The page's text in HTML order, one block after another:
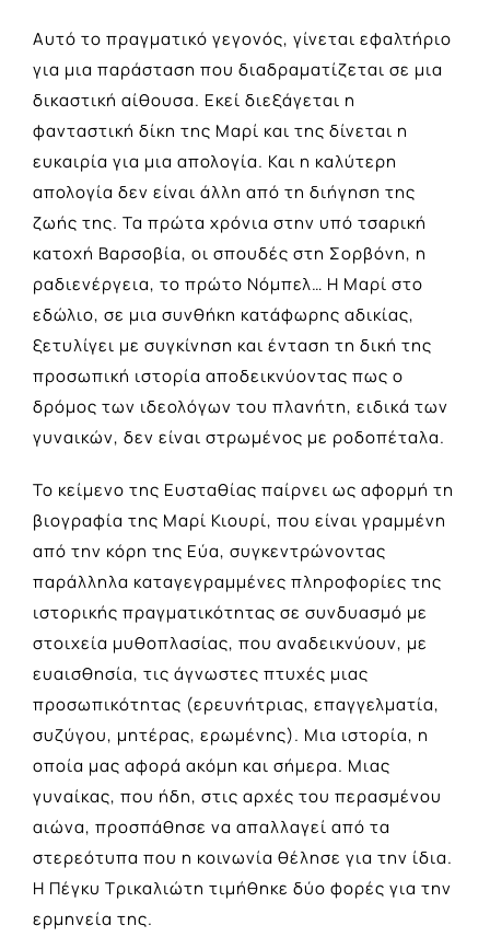
Αυτό το πραγματικό γεγονός, γίνεται εφαλτήριο
για μια παράσταση που διαδραματίζεται σε μια
δικαστική αίθουσα. Εκεί διεξάγεται η
φανταστική δίκη της Μαρί και της δίνεται η
ευκαιρία για μια απολογία. Και η καλύτερη
απολογία δεν είναι άλλη από τη διήγηση της
ζωής της. Τα πρώτα χρόνια στην υπό τσαρική
κατοχή Βαρσοβία, οι σπουδές στη Σορβόνη, η
ραδιενέργεια, το πρώτο Νόμπελ… Η Μαρί στο
εδώλιο, σε μια συνθήκη κατάφωρης αδικίας,
ξετυλίγει με συγκίνηση και ένταση τη δική της
προσωπική ιστορία αποδεικνύοντας πως ο
δρόμος των ιδεολόγων του πλανήτη, ειδικά των
γυναικών, δεν είναι στρωμένος με ροδοπέταλα.
Το κείμενο της Ευσταθίας παίρνει ως αφορμή τη
βιογραφία της Μαρί Κιουρί, που είναι γραμμένη
από την κόρη της Εύα, συγκεντρώνοντας
παράλληλα καταγεγραμμένες πληροφορίες της
ιστορικής πραγματικότητας σε συνδυασμό με
στοιχεία μυθοπλασίας, που αναδεικνύουν, με
ευαισθησία, τις άγνωστες πτυχές μιας
προσωπικότητας (ερευνήτριας, επαγγελματία,
συζύγου, μητέρας, ερωμένης). Μια ιστορία, η
οποία μας αφορά ακόμη και σήμερα. Μιας
γυναίκας, που ήδη, στις αρχές του περασμένου
αιώνα, προσπάθησε να απαλλαγεί από τα
στερεότυπα που η κοινωνία θέλησε για την ίδια.
Η Πέγκυ Τρικαλιώτη τιμήθηκε δύο φορές για την
ερμηνεία της.